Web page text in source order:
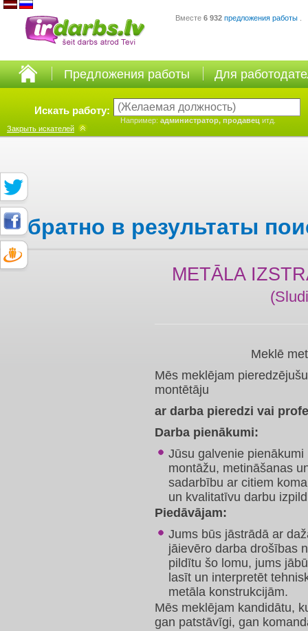
Вместе 6 932 предложения работы
Предложения работы Для
Искать работу:
Например: администратор, продавец итд.
Закрыть искателей
Обратно в результаты
METĀLA
Meklē metāla
Mēs meklējam
montētāju
ar darba pieredzi vai
Darba pienākumi:
Jūsu galvenie
montāžu, metināšanas
sadarbību ar citiem
un kvalitatīvu darbu
Piedāvājam:
Jums būs jāstrādā ar
jāievēro darba drošības
pildītu šo lomu, jums
lasīt un interpretēt
metāla konstrukcijām.
Mēs meklējam kandidātu,
gan patstāvīgi, gan